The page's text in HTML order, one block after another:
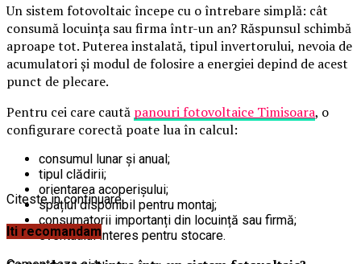
Un sistem fotovoltaic începe cu o întrebare simplă: cât
consumă locuința sau firma într-un an? Răspunsul schimbă
aproape tot. Puterea instalată, tipul invertorului, nevoia de
acumulatori și modul de folosire a energiei depind de acest
punct de plecare.
Pentru cei care caută panouri fotovoltaice Timisoara, o
configurare corectă poate lua în calcul:
consumul lunar și anual;
tipul clădirii;
orientarea acoperișului;
spațiul disponibil pentru montaj;
consumatorii importanți din locuință sau firmă;
eventualul interes pentru stocare.
Citeste in continuare
Iti recomandam